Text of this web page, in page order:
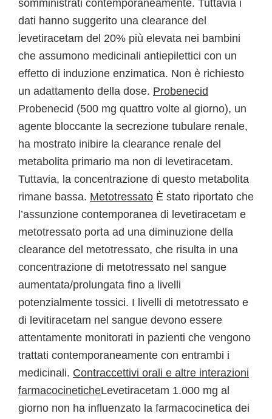
somministrati contemporaneamente. Tuttavia i
dati hanno suggerito una clearance del
levetiracetam del 20% più elevata nei bambini
che assumono medicinali antiepilettici con un
effetto di induzione enzimatica. Non è richiesto
un adattamento della dose. Probenecid
Probenecid (500 mg quattro volte al giorno), un
agente bloccante la secrezione tubulare renale,
ha mostrato inibire la clearance renale del
metabolita primario ma non di levetiracetam.
Tuttavia, la concentrazione di questo metabolita
rimane bassa. Metotressato È stato riportato che
l’assunzione contemporanea di levetiracetam e
metotressato porta ad una diminuzione della
clearance del metotressato, che risulta in una
concentrazione di metotressato nel sangue
aumentata/prolungata fino a livelli
potenzialmente tossici. I livelli di metotressato e
di levitiracetam nel sangue devono essere
attentamente monitorati in pazienti che vengono
trattati contemporaneamente con entrambi i
medicinali. Contraccettivi orali e altre interazioni
farmacocineticheLevetiracetam 1.000 mg al
giorno non ha influenzato la farmacocinetica dei